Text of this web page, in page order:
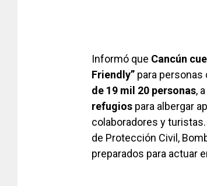
Informó que Cancún
Friendly” para personas
de 19 mil 20 personas,
refugios para albergar
colaboradores y
de Protección Civil,
preparados para actuar